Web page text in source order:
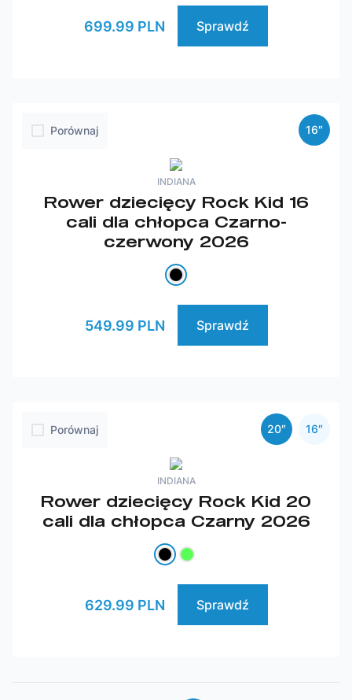
699.99 PLN Sprawdź
Porównaj
INDIANA
Rower dziecięcy Rock Kid 16
cali dla chłopca Czarno-
czerwony 2026
16″
549.99 PLN Sprawdź
Porównaj
INDIANA
Rower dziecięcy Rock Kid 20
cali dla chłopca Czarny 2026
20″ 16″
629.99 PLN Sprawdź